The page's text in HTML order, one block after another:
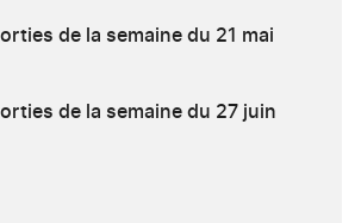
de la semaine du 21 mai
de la semaine du 27 juin